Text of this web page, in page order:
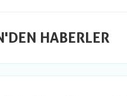
HABERLER